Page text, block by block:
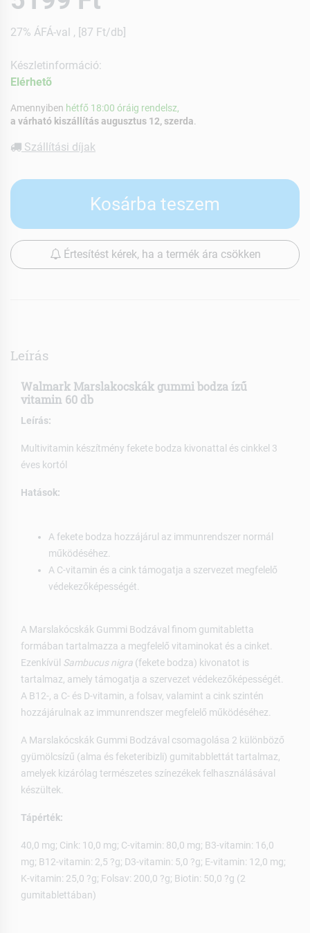
27% ÁFÁ-val , [87 Ft/db]
Készletinformáció:
Elérhetõ
Amennyiben hétfő 18:00 óráig rendelsz,
a várható kiszállítás augusztus 12, szerda
Szállítási díjak
Kosárba teszem
Értesítést kérek, ha a termék ára csökken
Leírás
Walmark Marslakocskák gummi bodza ízű
vitamin 60 db
Leírás:
Multivitamin készítmény fekete bodza kivonattal és cinkkel 3
éves kortól
Hatások:
A fekete bodza hozzájárul az immunrendszer normál
működéséhez.
A C-vitamin és a cink támogatja a szervezet megfelelő
védekezőképességét.
A Marslakócskák Gummi Bodzával finom gumitabletta
formában tartalmazza a megfelelő vitaminokat és a cinket.
Ezenkívül Sambucus nigra (fekete bodza) kivonatot is
tartalmaz, amely támogatja a szervezet védekezőképességét.
A B12-, a C- és D-vitamin, a folsav, valamint a cink szintén
hozzájárulnak az immunrendszer megfelelő működéséhez.
A Marslakócskák Gummi Bodzával csomagolása 2 különböző
gyümölcsízű (alma és feketeribizli) gumitabblettát tartalmaz,
amelyek kizárólag természetes színezékek felhasználásával
készültek.
Tápérték:
40,0 mg; Cink: 10,0 mg; C-vitamin: 80,0 mg; B3-vitamin: 16,0
mg; B12-vitamin: 2,5 ?g; D3-vitamin: 5,0 ?g; E-vitamin: 12,0 mg;
K-vitamin: 25,0 ?g; Folsav: 200,0 ?g; Biotin: 50,0 ?g (2
gumitablettában)